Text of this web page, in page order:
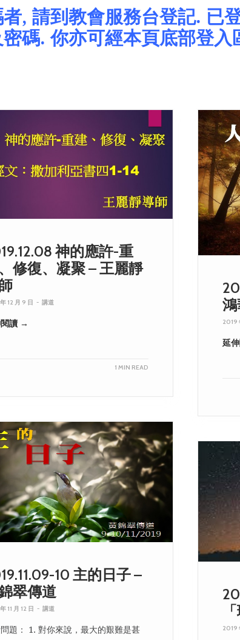
, 請到教會服務台登記. 已
碼. 你亦可經本頁底部登入
神的應許-重
修復、凝聚 – 王麗靜
12 月 9 日 - 講道
讀 →
1 MIN READ
2019
延
10 主的日子 –
翠傳道
11 月 12 日 - 講道
題： 1. 對你來說，最大的艱難是甚
2019